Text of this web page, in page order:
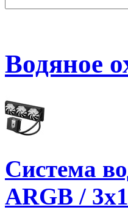
Водяное
Система
ARGB /